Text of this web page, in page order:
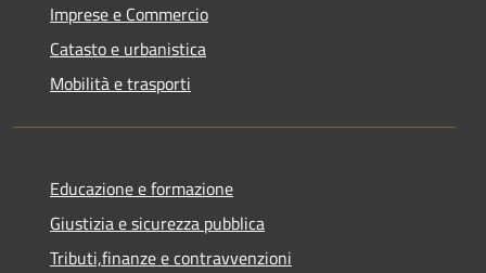
Imprese e Commercio
Catasto e urbanistica
Mobilità e trasporti
Educazione e formazione
Giustizia e sicurezza pubblica
Tributi,finanze e contravvenzioni